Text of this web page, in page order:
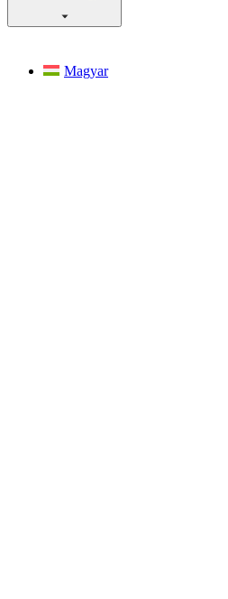
Magyar